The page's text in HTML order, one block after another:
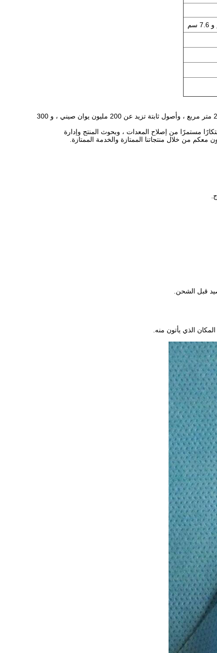
تأسست شركة Dongguan hendar cloth co. ، LTD في عام 2007. وهي تمتلك مصنعًا بمساحة 20000 متر مربع ، وأصول ثابتة تزيد عن 200 مليون يوان صيني ، و 300
مستمرًا من إصلاح المعدات ، وبحوث المنتج وإدارة